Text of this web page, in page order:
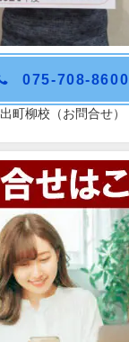
075-708-8600
出町柳校（お問合せ）